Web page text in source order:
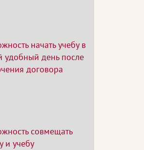
начать учебу в
удобный день после
договора
совмещать
и учебу